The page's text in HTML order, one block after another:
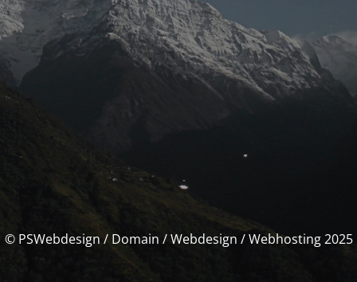
© PSWebdesign / Domain / Webdesign / Webhosting 2025